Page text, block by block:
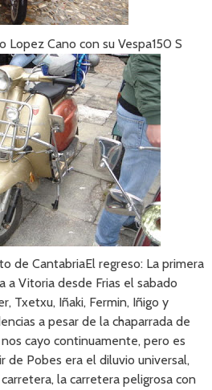
Lopez Cano con su Vespa150 S
de CantabriaEl regreso: La primera
a Vitoria desde Frias el sabado
Txetxu, Iñaki, Fermin, Iñigo y
a pesar de la chaparrada de
cayo continuamente, pero es
de Pobes era el diluvio universal,
la carretera peligrosa con